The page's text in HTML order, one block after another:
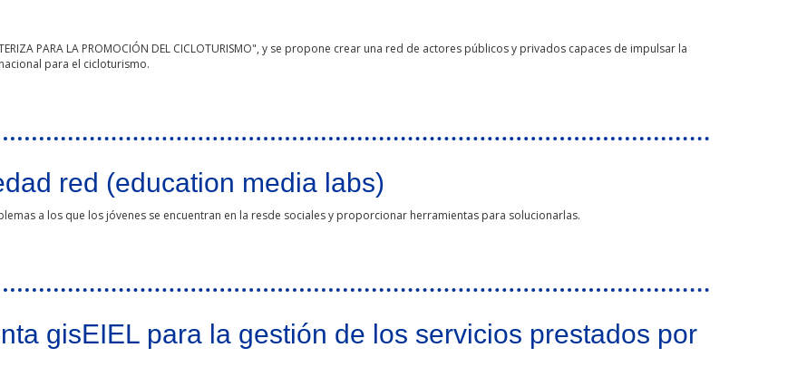
PARA LA PROMOCIÓN DEL CICLOTURISMO", y se propone crear una red de actores públicos y privados capaces de impulsar la
para el cicloturismo.
red (education media labs)
a los que los jóvenes se encuentran en la resde sociales y proporcionar herramientas para solucionarlas.
gisEIEL para la gestión de los servicios prestados por